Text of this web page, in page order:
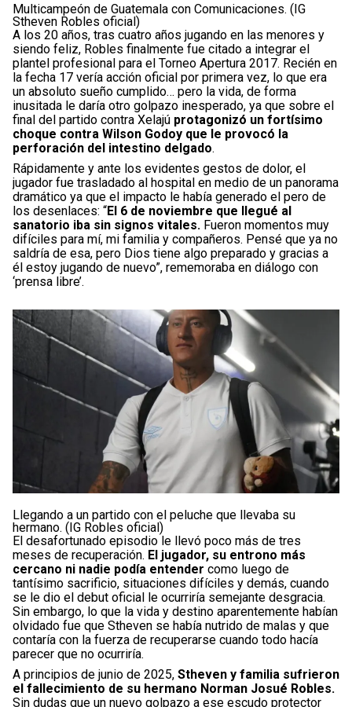
Multicampeón de Guatemala con Comunicaciones. (IG
Stheven Robles oficial)
A los 20 años, tras cuatro años jugando en las menores y
siendo feliz, Robles finalmente fue citado a integrar el
plantel profesional para el Torneo Apertura 2017. Recién en
la fecha 17 vería acción oficial por primera vez, lo que era
un absoluto sueño cumplido… pero la vida, de forma
inusitada le daría otro golpazo inesperado, ya que sobre el
final del partido contra Xelajú protagonizó un fortísimo
choque contra Wilson Godoy que le provocó la
perforación del intestino delgado.
Rápidamente y ante los evidentes gestos de dolor, el
jugador fue trasladado al hospital en medio de un panorama
dramático ya que el impacto le había generado el pero de
los desenlaces: “El 6 de noviembre que llegué al
sanatorio iba sin signos vitales. Fueron momentos muy
difíciles para mí, mi familia y compañeros. Pensé que ya no
saldría de esa, pero Dios tiene algo preparado y gracias a
él estoy jugando de nuevo”, rememoraba en diálogo con
‘prensa libre’.
Llegando a un partido con el peluche que llevaba su
hermano. (IG Robles oficial)
El desafortunado episodio le llevó poco más de tres
meses de recuperación. El jugador, su entrono más
cercano ni nadie podía entender como luego de
tantísimo sacrificio, situaciones difíciles y demás, cuando
se le dio el debut oficial le ocurriría semejante desgracia.
Sin embargo, lo que la vida y destino aparentemente habían
olvidado fue que Stheven se había nutrido de malas y que
contaría con la fuerza de recuperarse cuando todo hacía
parecer que no ocurriría.
A principios de junio de 2025, Stheven y familia sufrieron
el fallecimiento de su hermano Norman Josué Robles.
Sin dudas que un nuevo golpazo a ese escudo protector